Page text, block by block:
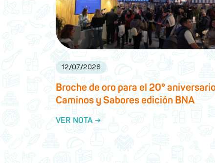
12/07/2026
Broche de oro para el 20°
Caminos y Sabores edición BNA
VER NOTA →